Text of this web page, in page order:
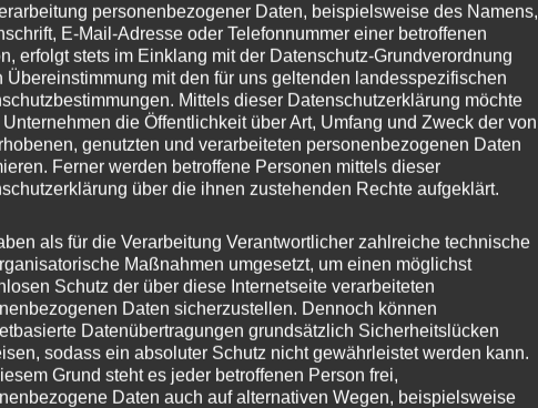
zu, Prüfbitte an die
befasste sich in einer Sondersitzung mit dem
im Zusammenhang mit der Flutkatastrophe 2021
gegen den damaligen Landrat Jürgen Pföhler.
WÄHLER-Fraktion und deren Obmann im
in der Sondersitzung eine Veröffentlichung des
. Justizminister Herbert Mertin sicherte zu, die
zu bitten. Der Bericht ist Teil der
personenbezogener Daten, beispielsweise des Namens,
E-Mail-Adresse oder Telefonnummer einer betroffenen
erfolgt stets im Einklang mit der Datenschutz-Grundverordnung
Übereinstimmung mit den für uns geltenden landesspezifischen
Mittels dieser Datenschutzerklärung möchte
Unternehmen die Öffentlichkeit über Art, Umfang und Zweck der von
genutzten und verarbeiteten personenbezogenen Daten
Ferner werden betroffene Personen mittels dieser
über die ihnen zustehenden Rechte aufgeklärt.
als für die Verarbeitung Verantwortlicher zahlreiche technische
Maßnahmen umgesetzt, um einen möglichst
Schutz der über diese Internetseite verarbeiteten
Daten sicherzustellen. Dennoch können
Datenübertragungen grundsätzlich Sicherheitslücken
sodass ein absoluter Schutz nicht gewährleistet werden kann.
Grund steht es jeder betroffenen Person frei,
Daten auch auf alternativen Wegen, beispielsweise